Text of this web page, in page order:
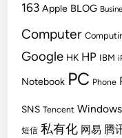
163 Apple BLOG
Computer
Google HK HP IBM
Notebook PC Phone
SNS Tencent Windows
短信 私有化 网易 腾